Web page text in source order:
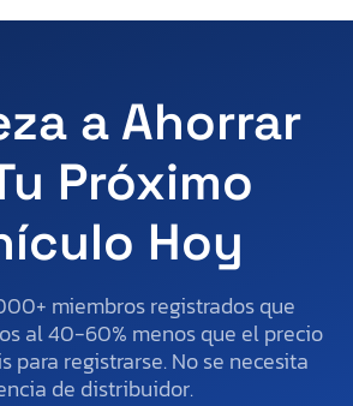
a Ahorrar
Próximo
Hoy
miembros registrados que
al 40-60% menos que el precio
para registrarse. No se necesita
de distribuidor.